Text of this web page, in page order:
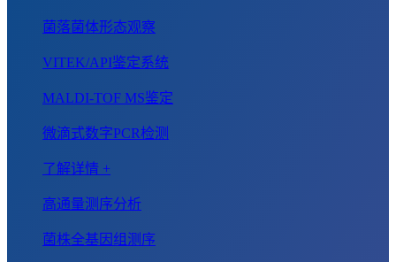
菌落菌体形态观察
VITEK/API鉴定系统
MALDI-TOF MS鉴定
微滴式数字PCR检测
了解详情 +
高通量测序分析
菌株全基因组测序